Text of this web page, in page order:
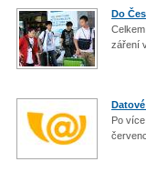
Do
záření
Po